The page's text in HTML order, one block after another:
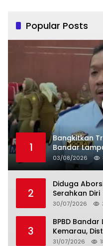
Popular Posts
1
Bangkitkan
Bandar
03/08/2026
2
Diduga
Serahkan Diri
30/07/2026
3
BPBD
Kemarau,
31/07/2026